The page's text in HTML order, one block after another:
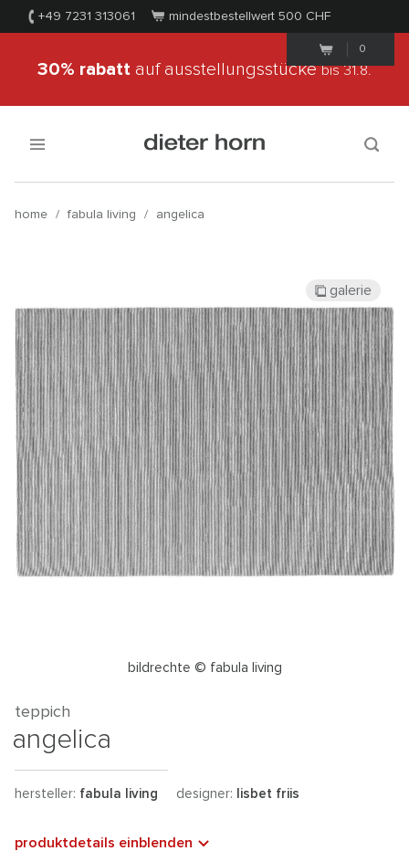
+49 7231 313061 mindestbestellwert 500 CHF
0
30% rabatt auf ausstellungsstückebis 31.8.
home / fabula living / angelica
bildrechte © fabula living
galerie
teppich
angelica
hersteller: fabula living designer: lisbet friis
produktdetails einblenden